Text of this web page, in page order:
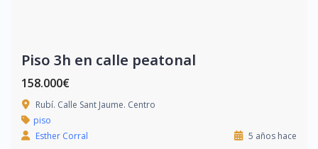
Piso 3h en calle peatonal
158.000€
Rubí. Calle Sant Jaume. Centro
piso
Esther Corral
5 años hace